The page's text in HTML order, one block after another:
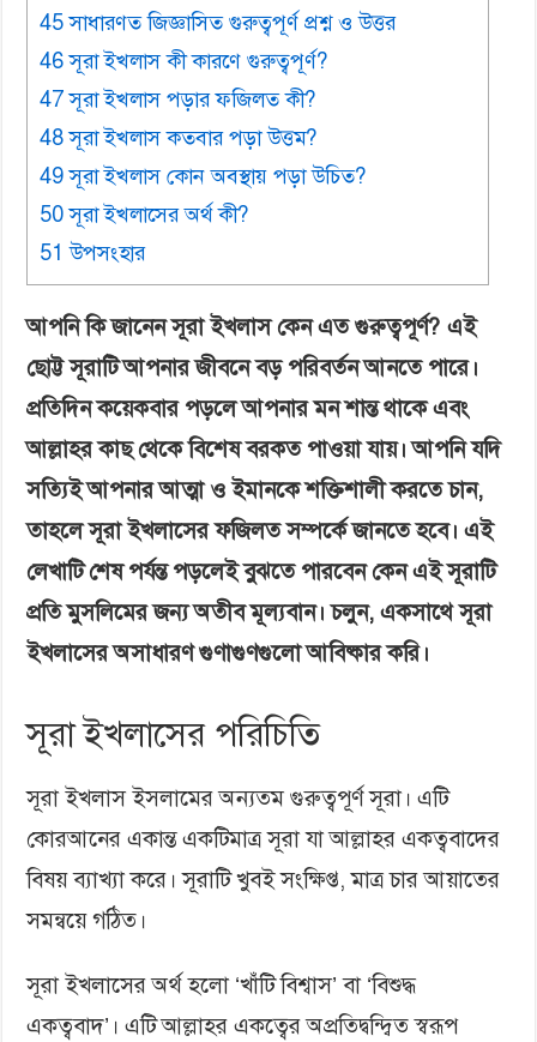
45 সাধারণত জিজ্ঞাসিত গুরুত্বপূর্ণ প্রশ্ন ও উত্তর
46 সূরা ইখলাস কী কারণে গুরুত্বপূর্ণ?
47 সূরা ইখলাস পড়ার ফজিলত কী?
48 সূরা ইখলাস কতবার পড়া উত্তম?
49 সূরা ইখলাস কোন অবস্থায় পড়া উচিত?
50 সূরা ইখলাসের অর্থ কী?
51 উপসংহার
আপনি কি জানেন সূরা ইখলাস কেন এত গুরুত্বপূর্ণ? এই
ছোট্ট সূরাটি আপনার জীবনে বড় পরিবর্তন আনতে পারে।
প্রতিদিন কয়েকবার পড়লে আপনার মন শান্ত থাকে এবং
আল্লাহর কাছ থেকে বিশেষ বরকত পাওয়া যায়। আপনি যদি
সত্যিই আপনার আত্মা ও ইমানকে শক্তিশালী করতে চান,
তাহলে সূরা ইখলাসের ফজিলত সম্পর্কে জানতে হবে। এই
লেখাটি শেষ পর্যন্ত পড়লেই বুঝতে পারবেন কেন এই সূরাটি
প্রতি মুসলিমের জন্য অতীব মূল্যবান। চলুন, একসাথে সূরা
ইখলাসের অসাধারণ গুণাগুণগুলো আবিষ্কার করি।
সূরা ইখলাসের পরিচিতি
সূরা ইখলাস ইসলামের অন্যতম গুরুত্বপূর্ণ সূরা। এটি
কোরআনের একান্ত একটিমাত্র সূরা যা আল্লাহর একত্ববাদের
বিষয় ব্যাখ্যা করে। সূরাটি খুবই সংক্ষিপ্ত, মাত্র চার আয়াতের
সমন্বয়ে গঠিত।
সূরা ইখলাসের অর্থ হলো ‘খাঁটি বিশ্বাস’ বা ‘বিশুদ্ধ
একত্ববাদ’। এটি আল্লাহর একত্বের অপ্রতিদ্বন্দ্বিত স্বরূপ